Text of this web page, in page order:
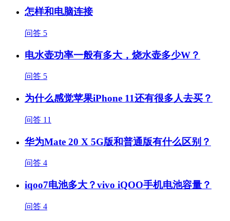
怎样和电脑连接
问答 5
电水壶功率一般有多大，烧水壶多少W？
问答 5
为什么感觉苹果iPhone 11还有很多人去买？
问答 11
华为Mate 20 X 5G版和普通版有什么区别？
问答 4
iqoo7电池多大？vivo iQOO手机电池容量？
问答 4